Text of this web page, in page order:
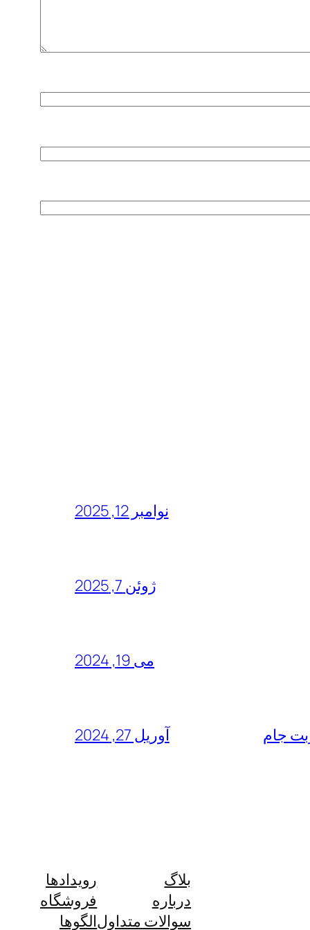
نوامبر 12, 2025
ژوئن 7, 2025
می 19, 2024
آوریل 27, 2024
بلاگ
درباره
سوالات متداول
رویدادها
فروشگاه
الگوها